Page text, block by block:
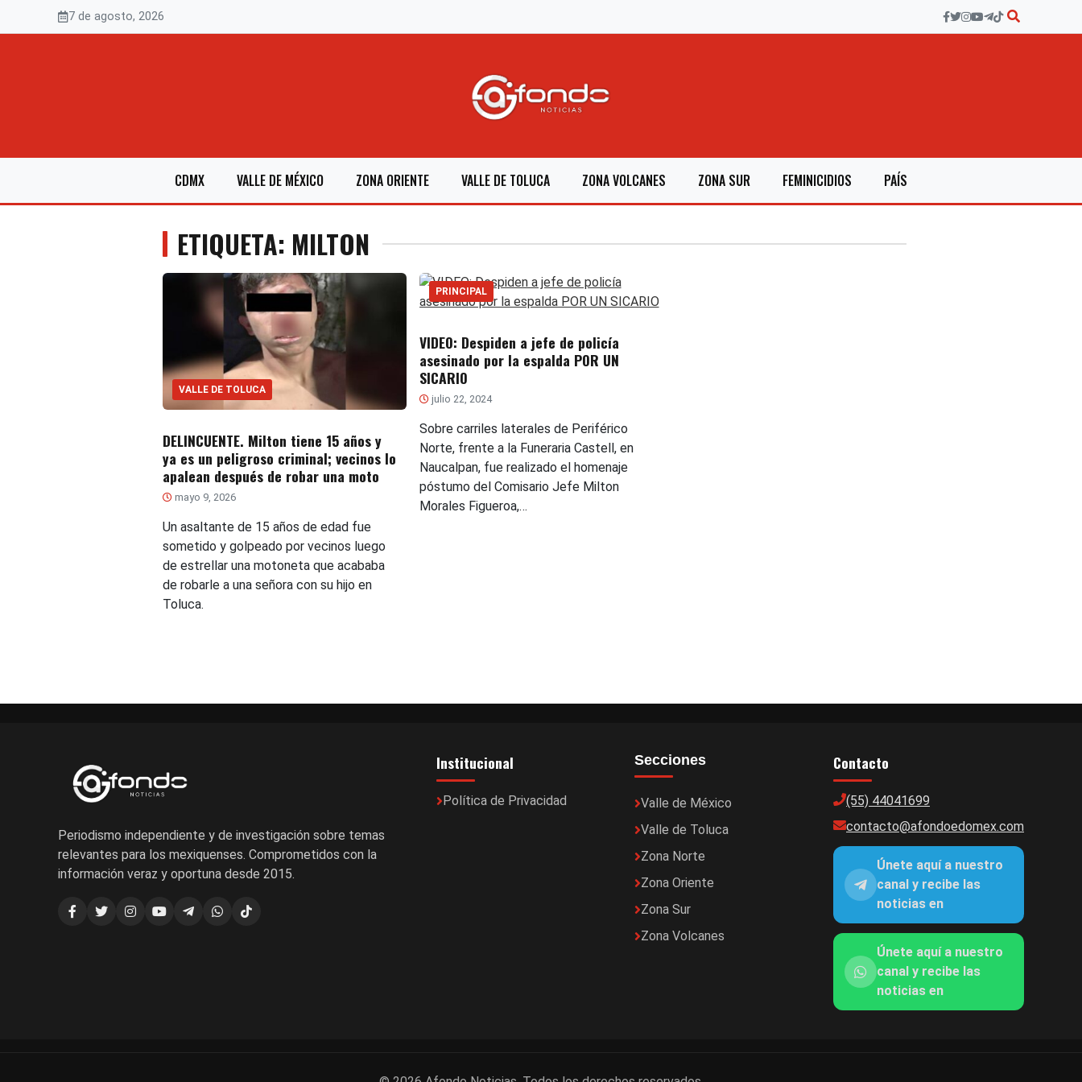
7 de agosto, 2026
CDMX VALLE DE MÉXICO ZONA ORIENTE VALLE DE TOLUCA ZONA VOLCANES ZONA SUR FEMINICIDIOS PAÍS
ETIQUETA: MILTON
VALLE DE TOLUCA
DELINCUENTE. Milton tiene 15 años y
ya es un peligroso criminal; vecinos lo
apalean después de robar una moto
mayo 9, 2026
Un asaltante de 15 años de edad fue
sometido y golpeado por vecinos luego
de estrellar una motoneta que acababa
de robarle a una señora con su hijo en
Toluca.
PRINCIPAL
VIDEO: Despiden a jefe de policía
asesinado por la espalda POR UN
SICARIO
julio 22, 2024
Sobre carriles laterales de Periférico
Norte, frente a la Funeraria Castell, en
Naucalpan, fue realizado el homenaje
póstumo del Comisario Jefe Milton
Morales Figueroa,…
Periodismo independiente y de investigación sobre temas
relevantes para los mexiquenses. Comprometidos con la
información veraz y oportuna desde 2015.
Institucional
Política de Privacidad
Secciones
Valle de México
Valle de Toluca
Zona Norte
Zona Oriente
Zona Sur
Zona Volcanes
Contacto
(55) 44041699
contacto@afondoedomex.com
Únete aquí a nuestro
canal y recibe las
noticias en
Únete aquí a nuestro
canal y recibe las
noticias en